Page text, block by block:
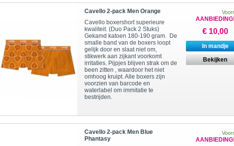
Cavello 2-pack Men Orange
Cavello boxershort superieure
kwaliteit. (Duo Pack 2 Stuks)
Gekamd katoen 180-190 gram. De
smalle band van de boxers loopt
gelijk door en slaat niet om,
stikwerk aan zijkant voorkomt
irritaties. Pijpjes blijven strak om de
been zitten , waardoor het niet
omhoog kruipt. Alle boxers zijn
voorzien van barcode en
waterlabel om immitatie te
bestrijden.
AANBIEDING!
€ 10,00
In mandje
Bekijken
Cavello 2-pack Men Blue
Phantasy
AANBIEDING!